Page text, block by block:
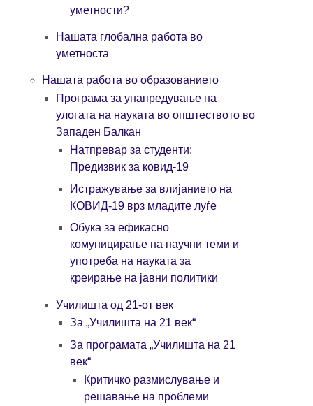
уметности?
Нашата глобална работа во
уметноста
Нашата работа во образованието
Програма за унапредување на
улогата на науката во општеството во
Западен Балкан
Натпревар за студенти:
Предизвик за ковид-19
Истражување за влијанието на
КОВИД-19 врз младите луѓе
Oбука за ефикасно
комуницирање на научни теми и
употреба на науката за
креирање на јавни политики
Училишта од 21-от век
За „Училишта на 21 век“
За програмата „Училишта на 21
век“
Критичко размислување и
решавање на проблеми